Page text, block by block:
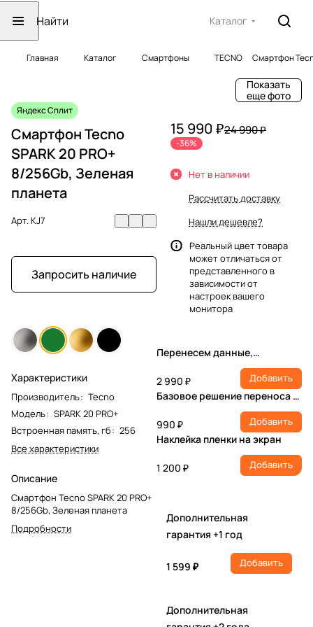
Каталог
Главная Каталог Смартфоны TECNO Смартфон
Показать
еще фото
Яндекс Сплит
Смартфон Tecno
SPARK 20 PRO+
8/256Gb, Зеленая
планета
Арт.KJ7
Запросить наличие
Характеристики
Производитель: Tecno
Модель: SPARK 20 PRO+
Встроенная память, гб: 256
Все характеристики
Описание
Смартфон Tecno SPARK 20 PRO+
8/256Gb, Зеленая планета
Подробности
15 990 ₽24 990 ₽
-36%
Нет в наличии
Рассчитать доставку
Нашли дешевле?
Реальный цвет товара
может отличаться от
представленного в
зависимости от
настроек вашего
монитора
Перенесем данные,
настроим учетную запись,
установим ПО
2 990 ₽ Добавить
Базовое решение переноса и
990 ₽
Добавить
Наклейка пленки на экран
1 200 ₽ Добавить
Дополнительная
гарантия +1 год
1 599 ₽ Добавить
Дополнительная